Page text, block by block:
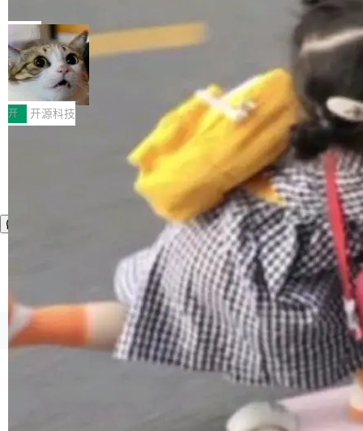
布，具体更新内容包括： feat(zero)：Zero 现
支持 --security superflag（token=...;whitelist
=...），与 Alpha 版本的格式一致，并据此对其
管理 HTTP 端点进行授权。 <blockquote> <p>
<span><strong>警告：</strong>&nbsp;Zero
的 admin ...
块钱的玩意儿——一根小竹签，一个竹筒，一头
系着涂了松香的线。甩起来，竹膜震动，发出“哇
——哇”的蝉鸣声。实物越来越难找了，有开发者
把它做成了 Web 玩具，放在 zhuzhiliao.imsai.c
c 上，并在 GitHub 开源。 玩法很简单：按住屏
幕画圈，或者直接甩手机。页面会实时显示转速
（圈/秒），声音来自真实竹知了录音的 1.72 秒
采样，无缝循环。音频解码失败时，还有一套合
成兜底——锯齿波振荡器模拟脉冲，并联带通共
振峰模拟竹膜和筒腔共鸣。 技术细节上，物理引
擎是绳系质点模型：重力、弹性绳（只拉不
推）、空气阻力，1/240 秒定步长积...
局
30倍效率升级：解锁医学影像数据要素
价值化的真实路径
完成一例腹部CT影像标注，张医生过去需要约1
20个小时。他必须在数百张连续影像上，一笔一
笔勾画边界，一层一层识别肌肉组织。如今，使
用东软飞标医学影像标注平台，同样的工作缩短
至4小时，效率提升30倍。 这组数字背后，改变
的不只是速度，而是把医学影像转化为AI能力的
路径真正打通了。 大型医院积累的影像数据规模
庞大，但不能直接用于训练模型。器官、病灶和
组织边界，必须由专业医生逐层识别、标记和校
正，才能成为机器能理解的高质量数据。医学影
像AI落地最昂贵的环节，不是算法，是专业医生
的时间。 张医生是某三甲医院放射科副主任医
师，牵头一项腹部肌肉影像课题。他需要在数百
张CT影像上完成像素级精细分割，让系统"...
开 开源科技
©OSCHINA(OSChina.NET) 京ICP备2025119063号